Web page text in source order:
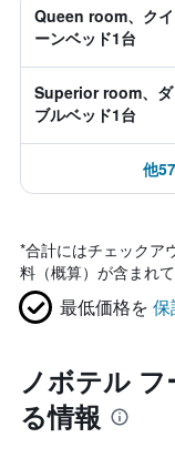
Queen room、クイ
ーンベッド1台
Superior room、ダ
ブルベッド1台
他
*合計にはチェックア
料（概算）が含まれて
最低価格を 保
ノボテル
る情報